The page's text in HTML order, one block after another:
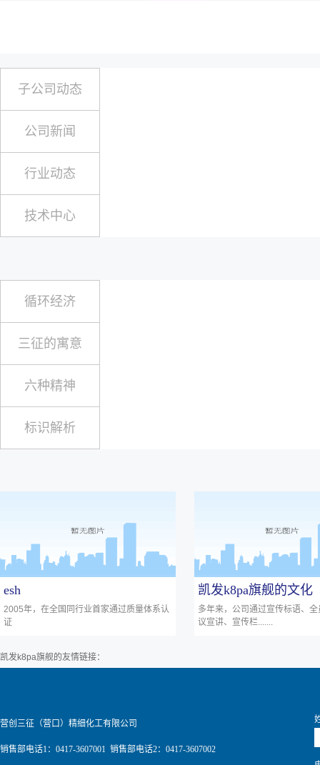
子公司动态
公司新闻
行业动态
技术中心
循环经济
三征的寓意
六种精神
标识解析
esh
2005年，在全国同行业首家通过质量体系认
证
凯发k8pa旗舰的文化
多年来，公司通过宣传标语、
议宣讲、宣传栏.......
凯发k8pa旗舰的友情链接：
营创三征（营口）精细化工有限公司
销售部电话1：0417-3607001 销售部电话2：0417-3607002